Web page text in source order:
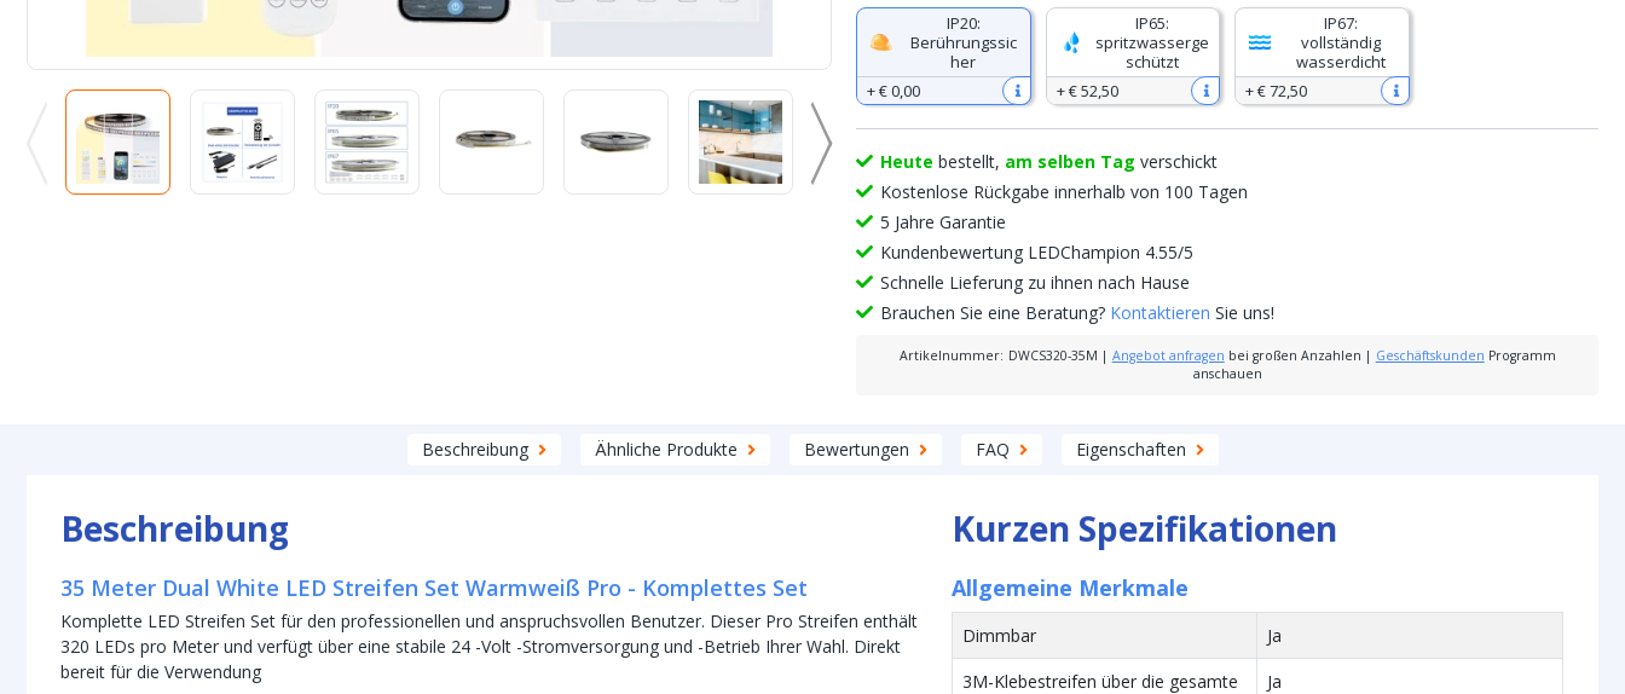
IP20:
Berührungssic
her
+€ 0,00
IP65:
spritzwasserge
schützt
+€ 52,50
IP67:
vollständig
wasserdicht
+€ 72,50
Heute bestellt, am selben Tagverschickt
Kostenlose Rückgabe innerhalb von 100 Tagen
5 Jahre Garantie
Kundenbewertung LEDChampion 4.55/5
Schnelle Lieferung zu ihnen nach Hause
Brauchen Sie eine Beratung? Kontaktieren Sie uns!
Artikelnummer: DWCS320-35M | Angebot anfragen bei großen Anzahlen | Geschäftskunden Programm
anschauen
Beschreibung Ähnliche Produkte Bewertungen FAQ Eigenschaften
Beschreibung
35 Meter Dual White LED Streifen Set Warmweiß Pro - Komplettes Set
Komplette LED Streifen Set für den professionellen und anspruchsvollen Benutzer. Dieser Pro Streifen enthält
320 LEDs pro Meter und verfügt über eine stabile 24 -Volt -Stromversorgung und -Betrieb Ihrer Wahl. Direkt
bereit für die Verwendung
Kurzen Spezifikationen
Allgemeine Merkmale
Dimmbar
Ja
3M-Klebestreifen über die gesamte
Ja